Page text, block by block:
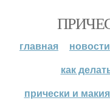
главная новости
как
прически и